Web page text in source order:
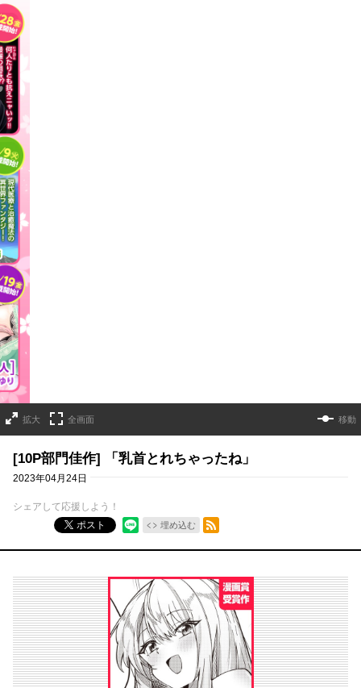
拡大 全画面 移動
[10P部門佳作] 「乳首とれちゃったね」
2023年04月24日
シェアして応援しよう！
ポスト
埋め込む
RSSフィード